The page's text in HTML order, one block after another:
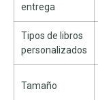
entrega
Tipos de libros
personalizados
Tamaño